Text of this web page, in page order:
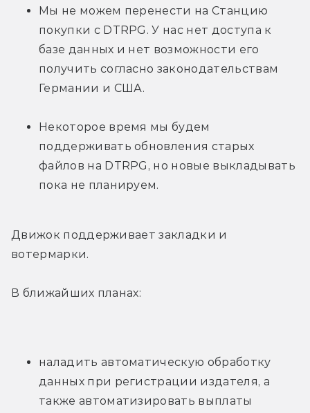
Мы не можем перенести на Станцию
покупки с DTRPG. У нас нет доступа к
базе данных и нет возможности его
получить согласно законодательствам
Германии и США.
Некоторое время мы будем
поддерживать обновления старых
файлов на DTRPG, но новые выкладывать
пока не планируем.
Движок поддерживает закладки и
вотермарки.
В ближайших планах:
наладить автоматическую обработку
данных при регистрации издателя, а
также автоматизировать выплаты